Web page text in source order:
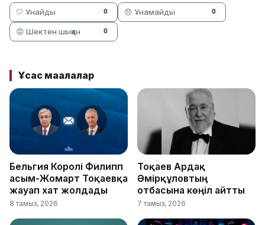
🤍 Ұнайды 0 😞 Ұнамайды 0
😡 Шектен шыққан 0
Ұқсас мақалалар
Бельгия Королі Филипп
Қасым-Жомарт Тоқаевқа
жауап хат жолдады
8 тамыз, 2026
Тоқаев Ардақ
Әмірқұловтың
отбасына көңіл айтты
7 тамыз, 2026